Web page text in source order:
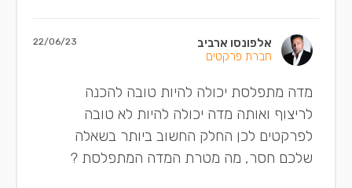
אלפונסו ארביב
חברת פרקטים
22/06/23
מדה מתפלסת יכולה להיות טובה להכנה
לריצוף ואותה מדה יכולה להיות לא טובה
לפרקטים לכן החלק החשוב ביותר בשאלה
שלכם חסר, מה מטרת המדה המתפלסת ?